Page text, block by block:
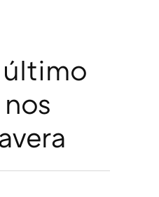
último